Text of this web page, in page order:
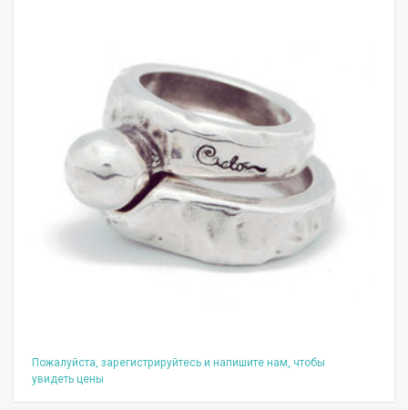
Пожалуйста, зарегистрируйтесь и напишите нам, чтобы
увидеть цены